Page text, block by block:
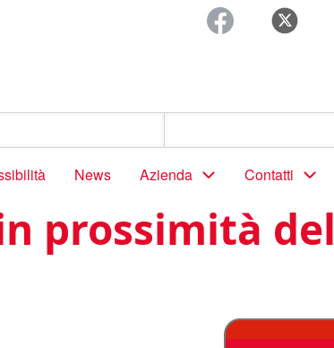
News Azienda Contatti
prossimità del